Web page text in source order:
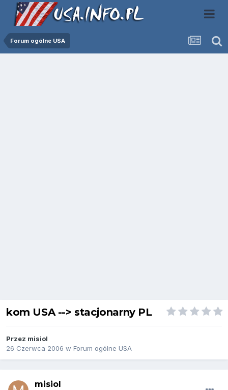
Forum ogólne USA
kom USA --> stacjonarny PL
Przez misiol
26 Czerwca 2006 w Forum ogólne USA
misiol